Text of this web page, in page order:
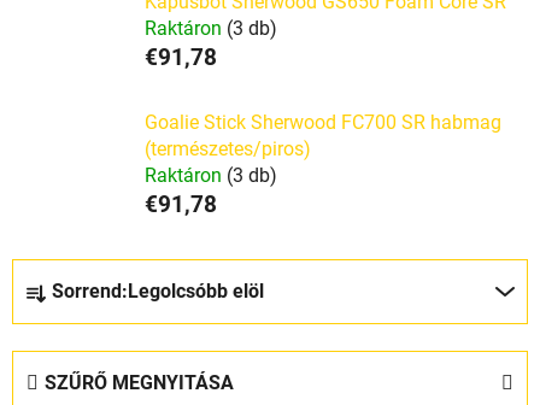
Raktáron (3 db)
€91,78
Goalie Stick Sherwood FC700 SR habmag
(természetes/piros)
Raktáron (3 db)
€91,78
m
Sorrend: Legolcsóbb elöl
SZŰRŐ MEGNYITÁSA